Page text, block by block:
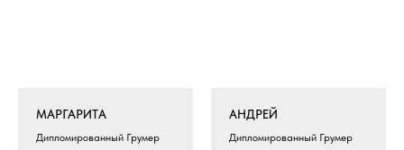
МАРГАРИТА
Дипломированный Грумер
АНДРЕЙ
Дипломированный Грумер